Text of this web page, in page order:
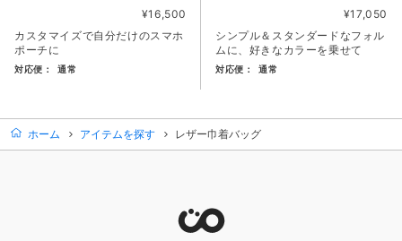
¥16,500
カスタマイズで自分だけのスマホ
ポーチに
対応便： 通常
¥17,050
シンプル＆スタンダードなフォル
ムに、好きなカラーを乗せて
対応便： 通常
ホーム アイテムを探す レザー巾着バッグ